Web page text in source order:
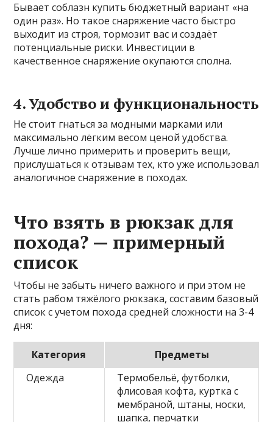
Бывает соблазн купить бюджетный вариант «на
один раз». Но такое снаряжение часто быстро
выходит из строя, тормозит вас и создаёт
потенциальные риски. Инвестиции в
качественное снаряжение окупаются сполна.
4. Удобство и функциональность
Не стоит гнаться за модными марками или
максимально лёгким весом ценой удобства.
Лучше лично примерить и проверить вещи,
прислушаться к отзывам тех, кто уже использовал
аналогичное снаряжение в походах.
Что взять в рюкзак для
похода? — примерный
список
Чтобы не забыть ничего важного и при этом не
стать рабом тяжёлого рюкзака, составим базовый
список с учетом похода средней сложности на 3-4
дня:
Категория
Предметы
Одежда
Термобельё, футболки,
флисовая кофта, куртка с
мембраной, штаны, носки,
шапка, перчатки